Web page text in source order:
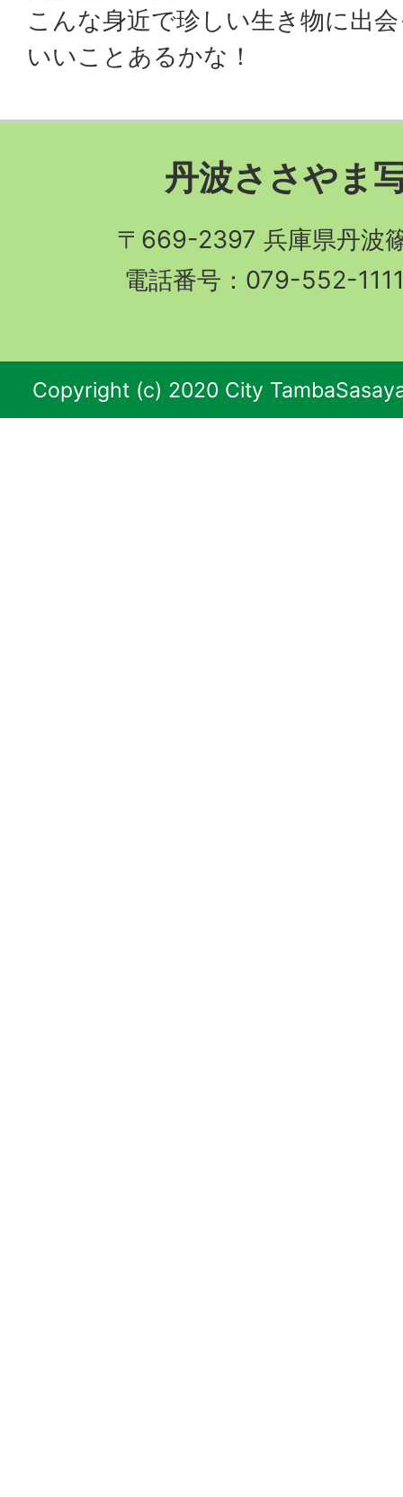
こんな身近で珍しい生き物に出
いいことあるかな！
丹波ささやま
〒669-2397 兵庫県丹波
電話番号：079-552-
Copyright (c) 2020 City